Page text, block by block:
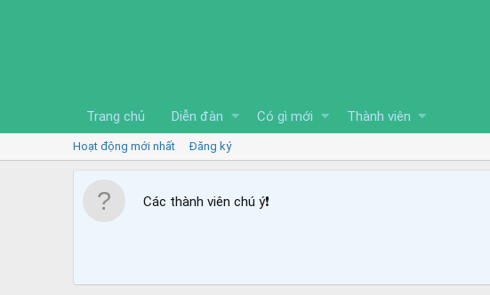
Trang chủ Diễn đàn Có gì mới Thành viên
Hoạt động mới nhất Đăng ký
Các thành viên chú ý❗️